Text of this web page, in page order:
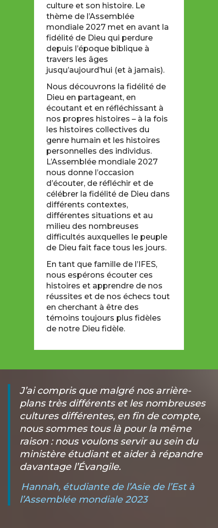
culture et son histoire. Le
thème de l’Assemblée
mondiale 2027 met en avant la
fidélité de Dieu qui perdure
depuis l’époque biblique à
travers les âges
jusqu’aujourd’hui (et à jamais).
Nous découvrons la fidélité de
Dieu en partageant, en
écoutant et en réfléchissant à
nos propres histoires – à la fois
les histoires collectives du
genre humain et les histoires
personnelles des individus.
L’Assemblée mondiale 2027
nous donne l’occasion
d’écouter, de réfléchir et de
célébrer la fidélité de Dieu dans
différents contextes,
différentes situations et au
milieu des nombreuses
difficultés auxquelles le peuple
de Dieu fait face tous les jours.
En tant que famille de l’IFES,
nous espérons écouter ces
histoires et apprendre de nos
réussites et de nos échecs tout
en cherchant à être des
témoins toujours plus fidèles
de notre Dieu fidèle.
J’ai compris que malgré nos arrière-
plans très différents et les nombreuses
cultures différentes, en fin de compte,
nous sommes tous là pour la même
raison : nous voulons servir au sein du
ministère étudiant et aider à répandre
davantage l’Évangile.
Hannah, étudiante de l’Asie de l’Est à
l’Assemblée mondiale 2023